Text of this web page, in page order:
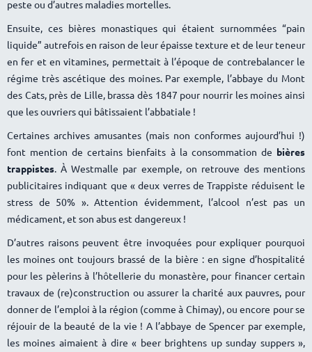
peste ou d’autres maladies mortelles.
Ensuite, ces bières monastiques qui étaient surnommées “pain
liquide” autrefois en raison de leur épaisse texture et de leur teneur
en fer et en vitamines, permettait à l’époque de contrebalancer le
régime très ascétique des moines. Par exemple, l’abbaye du Mont
des Cats, près de Lille, brassa dès 1847 pour nourrir les moines ainsi
que les ouvriers qui bâtissaient l’abbatiale !
Certaines archives amusantes (mais non conformes aujourd’hui !)
font mention de certains bienfaits à la consommation de bières
trappistes. À Westmalle par exemple, on retrouve des mentions
publicitaires indiquant que « deux verres de Trappiste réduisent le
stress de 50% ». Attention évidemment, l’alcool n’est pas un
médicament, et son abus est dangereux !
D’autres raisons peuvent être invoquées pour expliquer pourquoi
les moines ont toujours brassé de la bière : en signe d’hospitalité
pour les pèlerins à l’hôtellerie du monastère, pour financer certain
travaux de (re)construction ou assurer la charité aux pauvres, pour
donner de l’emploi à la région (comme à Chimay), ou encore pour se
réjouir de la beauté de la vie ! A l’abbaye de Spencer par exemple,
les moines aimaient à dire « beer brightens up sunday suppers »,